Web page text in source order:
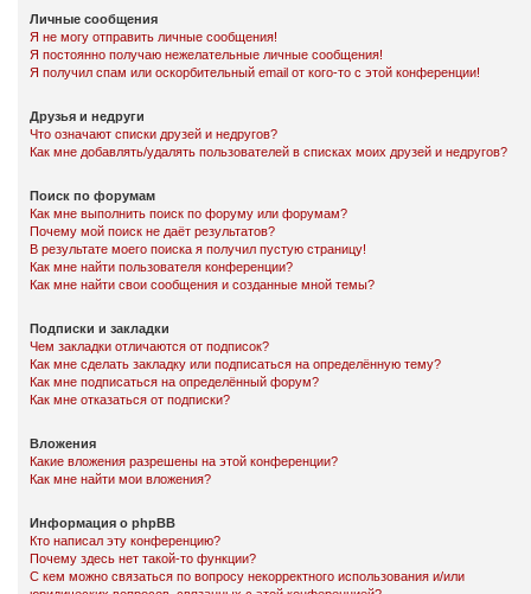
Личные сообщения
Я не могу отправить личные сообщения!
Я постоянно получаю нежелательные личные сообщения!
Я получил спам или оскорбительный email от кого-то с этой конференции!
Друзья и недруги
Что означают списки друзей и недругов?
Как мне добавлять/удалять пользователей в списках моих друзей и недругов?
Поиск по форумам
Как мне выполнить поиск по форуму или форумам?
Почему мой поиск не даёт результатов?
В результате моего поиска я получил пустую страницу!
Как мне найти пользователя конференции?
Как мне найти свои сообщения и созданные мной темы?
Подписки и закладки
Чем закладки отличаются от подписок?
Как мне сделать закладку или подписаться на определённую тему?
Как мне подписаться на определённый форум?
Как мне отказаться от подписки?
Вложения
Какие вложения разрешены на этой конференции?
Как мне найти мои вложения?
Информация о phpBB
Кто написал эту конференцию?
Почему здесь нет такой-то функции?
С кем можно связаться по вопросу некорректного использования и/или